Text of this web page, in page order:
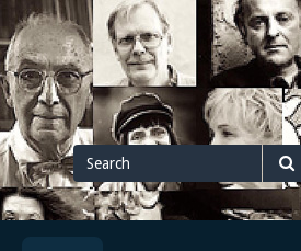
Skip
to
content
Search
for